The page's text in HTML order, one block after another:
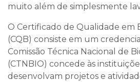
muito além de simplesmente
O Certificado de Qualidade em
(CQB) consiste em um
Comissão Técnica Nacional de
(CTNBIO) concede às
desenvolvam projetos e